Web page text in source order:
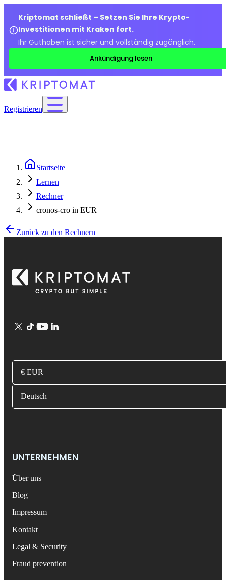
Kriptomat schließt – Setzen Sie Ihre Krypto-
Investitionen mit Kraken fort.
Ihr Guthaben ist sicher und vollständig zugänglich.
Ankündigung lesen
Registrieren
Startseite
Lernen
Rechner
cronos-cro in EUR
Zurück zu den Rechnern
€ EUR
Deutsch
UNTERNEHMEN
Über uns
Blog
Impressum
Kontakt
Legal & Security
Fraud prevention